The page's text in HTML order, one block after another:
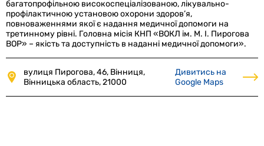
багатопрофільною високоспеціалізованою, лікувально-
профілактичною установою охорони здоров’я,
повноваженнями якої є надання медичної допомоги на
третинному рівні. Головна місія КНП «ВОКЛ ім. М. І. Пирогова
ВОР» – якість та доступність в наданні медичної допомоги».
вулиця Пирогова, 46, Вінниця,
Вінницька область, 21000
Дивитись на
Google Maps